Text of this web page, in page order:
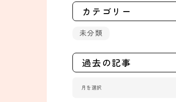
カテゴリー
未分類
過去の記事